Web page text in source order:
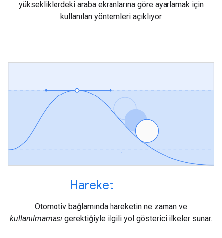
yüksekliklerdeki araba ekranlarına göre ayarlamak için
kullanılan yöntemleri açıklıyor
Hareket
Otomotiv bağlamında hareketin ne zaman ve
kullanılmaması gerektiğiyle ilgili yol gösterici ilkeler sunar.